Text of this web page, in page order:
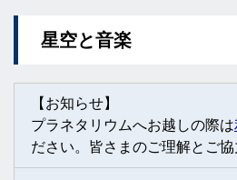
星空と音楽
【お知らせ】
プラネタリウムへお越しの際は
ださい。皆さまのご理解とご協